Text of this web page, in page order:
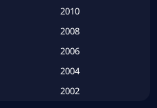
2010
2008
2006
2004
2002